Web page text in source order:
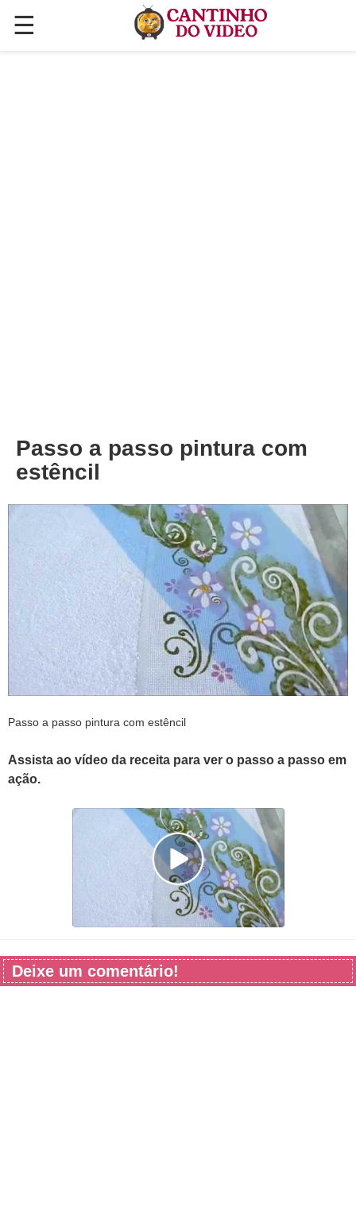
☰
✕
Passo a passo pintura com
estêncil
Passo a passo pintura com estêncil
Assista ao vídeo da receita para ver o passo a passo em
ação.
Deixe um comentário!